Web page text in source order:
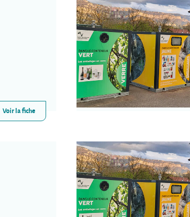
Voir la fiche